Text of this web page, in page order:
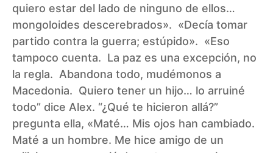
quiero estar del lado de ninguno de ellos…
mongoloides descerebrados». «Decía tomar
partido contra la guerra; estúpido». «Eso
tampoco cuenta. La paz es una excepción, no
la regla. Abandona todo, mudémonos a
Macedonia. Quiero tener un hijo… lo arruiné
todo” dice Alex. “¿Qué te hicieron allá?”
pregunta ella, «Maté… Mis ojos han cambiado.
Maté a un hombre. Me hice amigo de un